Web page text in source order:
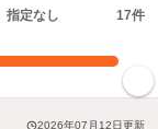
指定なし 17件
2026年07月12日更新